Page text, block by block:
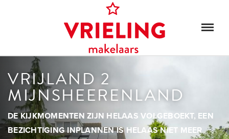
VRIJLAND 2
MIJNSHEERENLAND
DE KIJKMOMENTEN ZIJN HELAAS VOLGEBOEKT, EEN
BEZICHTIGING INPLANNEN IS HELAAS NIET MEER